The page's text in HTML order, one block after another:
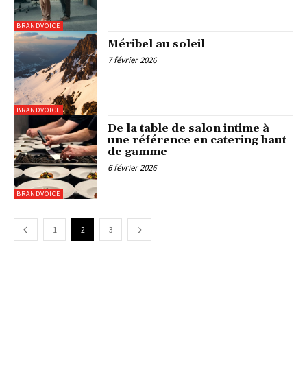
BRANDVOICE
BRANDVOICE
Méribel au soleil
7 février 2026
BRANDVOICE
De la table de salon intime à
une référence en catering haut
de gamme
6 février 2026
1 2 3